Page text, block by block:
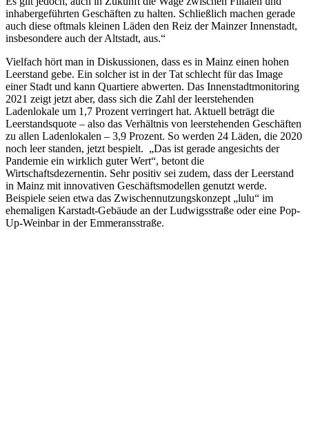
inhabergeführten Geschäften zu halten. Schließlich machen gerade
auch diese oftmals kleinen Läden den Reiz der Mainzer Innenstadt,
insbesondere auch der Altstadt, aus.“
Vielfach hört man in Diskussionen, dass es in Mainz einen hohen
Leerstand gebe. Ein solcher ist in der Tat schlecht für das Image
einer Stadt und kann Quartiere abwerten. Das Innenstadtmonitoring
2021 zeigt jetzt aber, dass sich die Zahl der leerstehenden
Ladenlokale um 1,7 Prozent verringert hat. Aktuell beträgt die
Leerstandsquote – also das Verhältnis von leerstehenden Geschäften
zu allen Ladenlokalen – 3,9 Prozent. So werden 24 Läden, die 2020
noch leer standen, jetzt bespielt. „Das ist gerade angesichts der
Pandemie ein wirklich guter Wert“, betont die
Wirtschaftsdezernentin. Sehr positiv sei zudem, dass der Leerstand
in Mainz mit innovativen Geschäftsmodellen genutzt werde.
Beispiele seien etwa das Zwischennutzungskonzept „lulu“ im
ehemaligen Karstadt-Gebäude an der Ludwigsstraße oder eine Pop-
Up-Weinbar in der Emmeransstraße.